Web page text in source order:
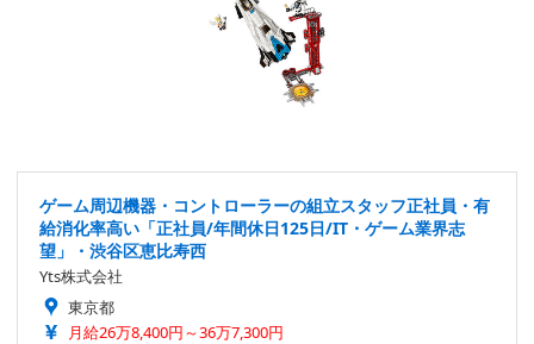
ゲーム周辺機器・コントローラーの組立スタッフ正社員・有
給消化率高い「正社員/年間休日125日/IT・ゲーム業界志
望」・渋谷区恵比寿西
Yts株式会社
東京都
月給26万8,400円～36万7,300円